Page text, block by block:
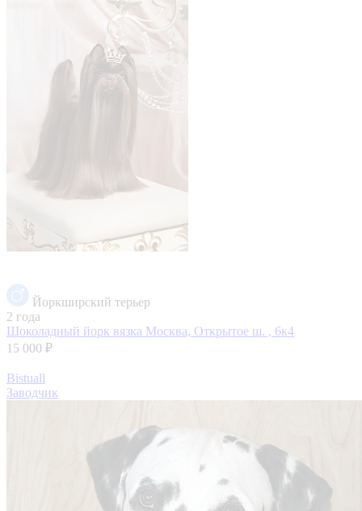
Йоркширский терьер
2 года
Шоколадный йорк вязка Москва, Открытое ш. , 6к4
15 000 ₽
Bistuall
Заводчик